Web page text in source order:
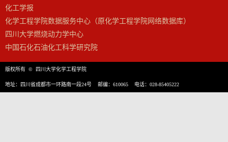
化工学报
化学工程学院数据服务中心（原化学工程学院网络数据库）
四川大学燃烧动力学中心
中国石化石油化工科学研究院
版权所有 © 四川大学化学工程学院
地址：四川省成都市一环路南一段24号 邮编：610065 电话：028-85405222